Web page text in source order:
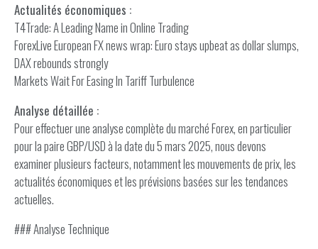
Actualités économiques :
T4Trade: A Leading Name in Online Trading
ForexLive European FX news wrap: Euro stays upbeat as dollar slumps,
DAX rebounds strongly
Markets Wait For Easing In Tariff Turbulence
Analyse détaillée :
Pour effectuer une analyse complète du marché Forex, en particulier
pour la paire GBP/USD à la date du 5 mars 2025, nous devons
examiner plusieurs facteurs, notamment les mouvements de prix, les
actualités économiques et les prévisions basées sur les tendances
actuelles.
### Analyse Technique